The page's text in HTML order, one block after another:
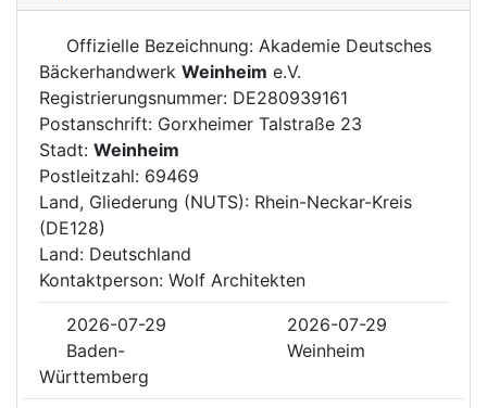
Offizielle Bezeichnung: Akademie Deutsches
Bäckerhandwerk Weinheim e.V.
Registrierungsnummer: DE280939161
Postanschrift: Gorxheimer Talstraße 23
Stadt: Weinheim
Postleitzahl: 69469
Land, Gliederung (NUTS): Rhein-Neckar-Kreis
(DE128)
Land: Deutschland
Kontaktperson: Wolf Architekten
2026-07-29
2026-07-29
Baden-
Württemberg
Weinheim